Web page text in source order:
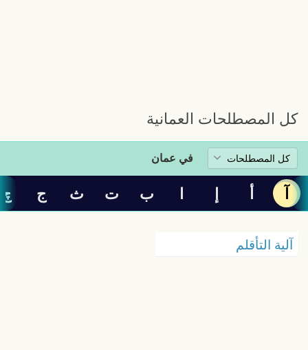
كل المصطلحات العمانية
في عمان
آ أ إ ا ب ت ث ج چ
آلية التأقلم